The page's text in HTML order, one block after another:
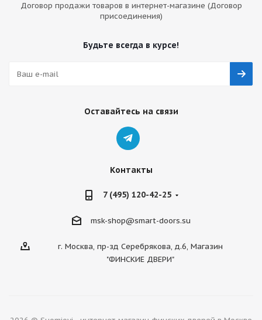
Договор продажи товаров в интернет-магазине (Договор
присоединения)
Будьте всегда в курсе!
Оставайтесь на связи
Контакты
7 (495) 120-42-25
msk-shop@smart-doors.su
г. Москва, пр-зд Серебрякова, д.6, Магазин
"ФИНСКИЕ ДВЕРИ"